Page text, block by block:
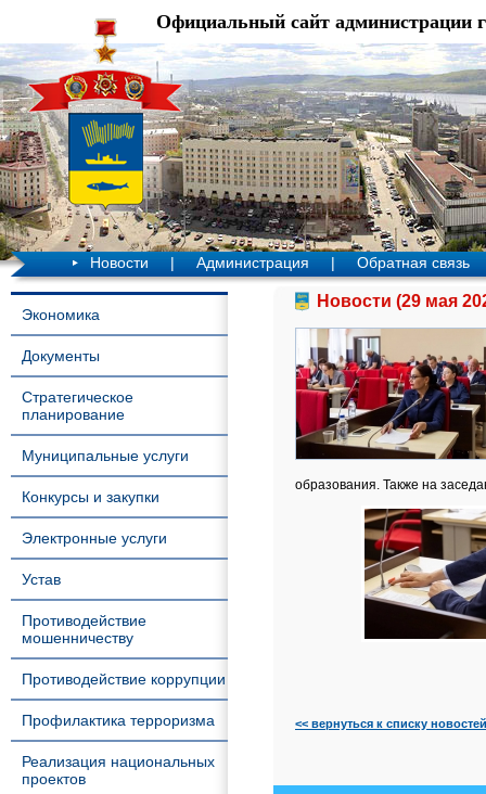
Официальный сайт администрации
Новости | Администрация | Обратная связь
Экономика
Документы
Стратегическое
планирование
Муниципальные услуги
Конкурсы и закупки
Электронные услуги
Устав
Противодействие
мошенничеству
Противодействие коррупции
Профилактика терроризма
Реализация национальных
проектов
Новости (29 мая
образования. Также на
<< вернуться к списку новостей